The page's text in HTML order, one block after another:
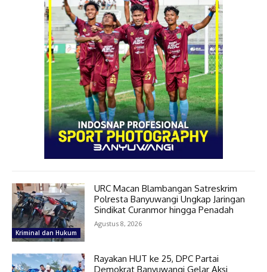
Kriminal dan Hukum
URC Macan Blambangan Satreskrim
Polresta Banyuwangi Ungkap Jaringan
Sindikat Curanmor hingga Penadah
Agustus 8, 2026
Rayakan HUT ke 25, DPC Partai
Demokrat Banyuwangi Gelar Aksi